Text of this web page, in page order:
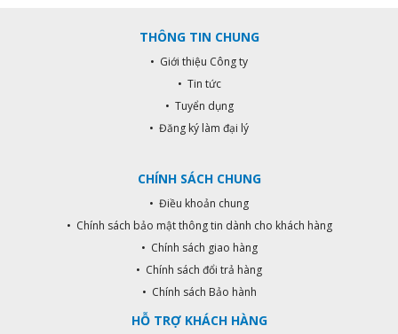
THÔNG TIN CHUNG
• Giới thiệu Công ty
• Tin tức
• Tuyển dụng
• Đăng ký làm đại lý
CHÍNH SÁCH CHUNG
• Điều khoản chung
• Chính sách bảo mật thông tin dành cho khách hàng
• Chính sách giao hàng
• Chính sách đổi trả hàng
• Chính sách Bảo hành
HỖ TRỢ KHÁCH HÀNG